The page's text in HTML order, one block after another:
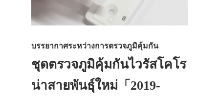
บรรยากาศระหว่างการตรวจภูมิคุ้มกัน
ชุดตรวจภูมิคุ้มกันไวรัสโคโร
น่าสายพันธุ์ใหม่「2019-